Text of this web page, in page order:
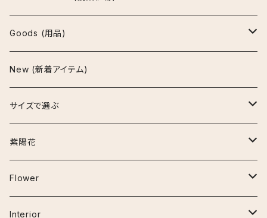
アグラオネマ
ビューティー
マリア
アスプレニウム
パーバティ
アロカシア
ナイロビナイツ
アンスリウム
クラリネルビウム
ジズー（ジゾー）
エスキナンサス
マルメラータ
オーガスタ
Goods (用品)
鉢
陶器鉢
セメント鉢
インテリア雑貨
お手入れ用品
その他の用品
New (新着アイテム)
サイズで選ぶ
~30cm
30cm~50cm
50cm~80cm
紫陽花
アーリーピンク
アデュラ
Flower
ベゴニア
Interior